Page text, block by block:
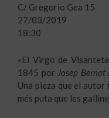
C/ Gregorio Gea 15
27/03/2019
18:30
«El Virgo de
1845 por Josep
Una pieza que el autor
més puta que les